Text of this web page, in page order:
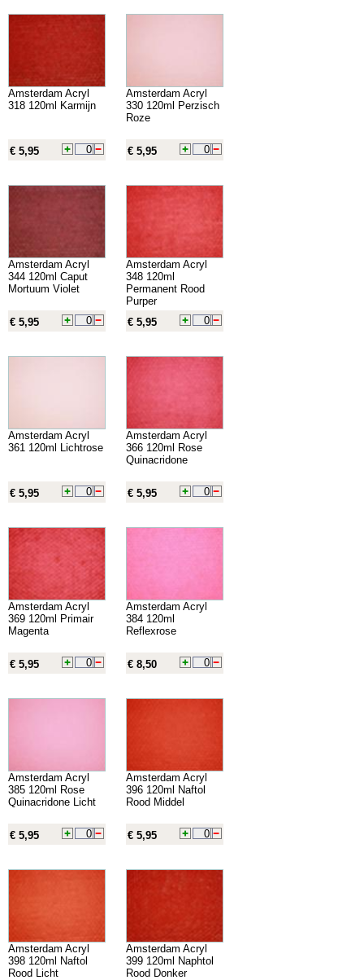
Amsterdam Acryl
318 120ml Karmijn
€ 5,95
Amsterdam Acryl
330 120ml Perzisch
Roze
€ 5,95
Amsterdam Acryl
344 120ml Caput
Mortuum Violet
€ 5,95
Amsterdam Acryl
348 120ml
Permanent Rood
Purper
€ 5,95
Amsterdam Acryl
361 120ml Lichtrose
€ 5,95
Amsterdam Acryl
366 120ml Rose
Quinacridone
€ 5,95
Amsterdam Acryl
369 120ml Primair
Magenta
€ 5,95
Amsterdam Acryl
384 120ml
Reflexrose
€ 8,50
Amsterdam Acryl
385 120ml Rose
Quinacridone Licht
€ 5,95
Amsterdam Acryl
396 120ml Naftol
Rood Middel
€ 5,95
Amsterdam Acryl
398 120ml Naftol
Rood Licht
Amsterdam Acryl
399 120ml Naphtol
Rood Donker